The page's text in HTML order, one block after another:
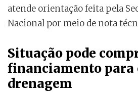
atende orientação feita pela
Nacional por meio de nota
Situação pode
financiamento para
drenagem